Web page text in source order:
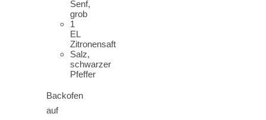
Senf,
grob
1
EL
Zitronensaft
Salz,
schwarzer
Pfeffer
Backofen
auf